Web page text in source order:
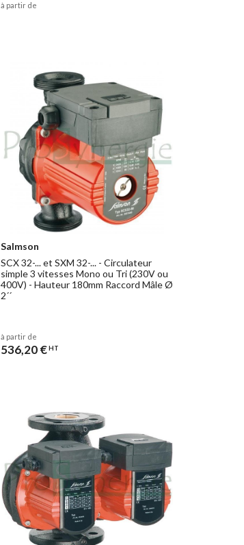
à partir de
Salmson
SCX 32-... et SXM 32-... - Circulateur
simple 3 vitesses Mono ou Tri (230V ou
400V) - Hauteur 180mm Raccord Mâle Ø
2´´
à partir de
536,20 €HT